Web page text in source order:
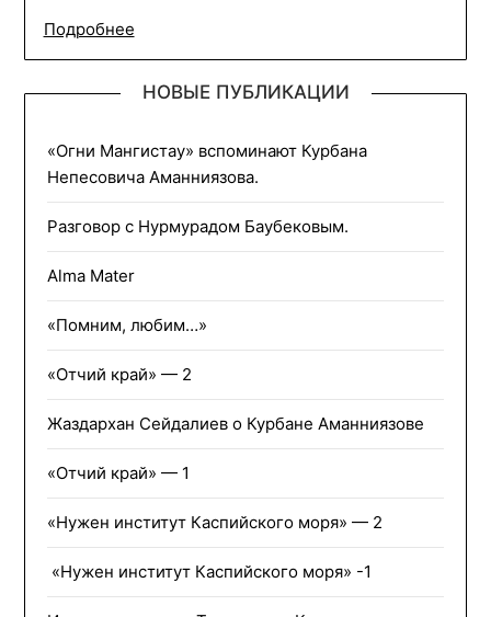
Подробнее
НОВЫЕ ПУБЛИКАЦИИ
«Огни Мангистау» вспоминают Курбана
Непесовича Аманниязова.
Разговор с Нурмурадом Баубековым.
Alma Mater
«Помним, любим…»
«Отчий край» — 2
Жаздархан Сейдалиев о Курбане Аманниязове
«Отчий край» — 1
«Нужен институт Каспийского моря» — 2
«Нужен институт Каспийского моря» -1